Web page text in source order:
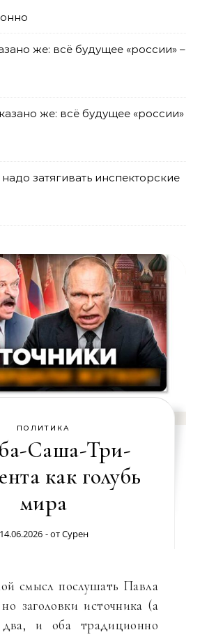
же: всё будущее «россии» –
же: всё будущее «россии»
затягивать инспекторские
ПОЛИТИКА
Саша-Три-
как голубь
мира
14.06.2026 - отСурен
смысл послушать Павла
заголовки источника (а
и оба традиционно